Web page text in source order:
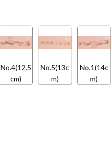
No.4(12.5
cm)
No.5(13c
m)
No.1(14c
m)